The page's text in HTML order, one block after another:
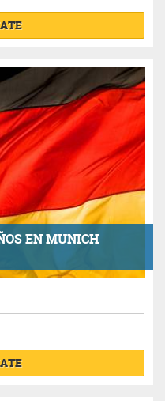
EN MUNICH